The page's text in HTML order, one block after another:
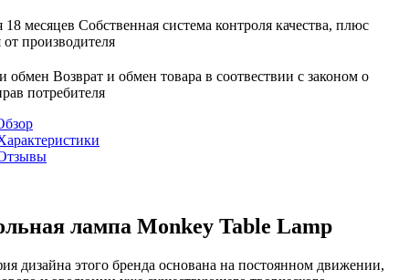
18 месяцев Собственная система контроля качества, плюс
от производителя
обмен Возврат и обмен товара в соотвествии с законом о
потребителя
лампа Monkey Table Lamp
дизайна этого бренда основана на постоянном движении,